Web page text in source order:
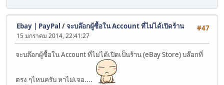
#47
Ebay | PayPal /จะบล๊อกผู้ซื้อใน Account ที่ไม่ได้เปิดร้าน
15 มกราคม 2014, 22:41:27
จะบล๊อกผู้ซื้อใน Account ที่ไม่ได้เปิดเป็นร้าน (eBay Store) บล๊อกที่
ตรง ๆไหนครับ หาไม่เจอ....